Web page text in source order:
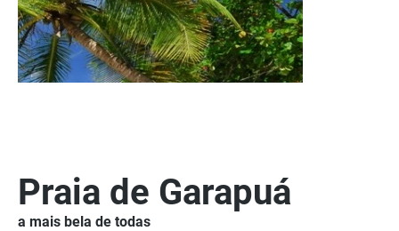
Praia de Garapuá
a mais bela de todas